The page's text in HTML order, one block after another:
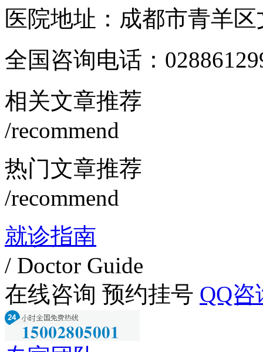
医院地址：成都市青羊
全国咨询电话：
相关文章推荐
/recommend
热门文章推荐
/recommend
就诊指南
/ Doctor Guide
在线咨询 预约挂号 QQ咨